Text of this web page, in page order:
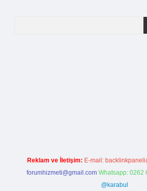
Reklam ve İletişim: E-mail:
forumhizmeti@gmail.com Whatsapp: 0262
@karabul